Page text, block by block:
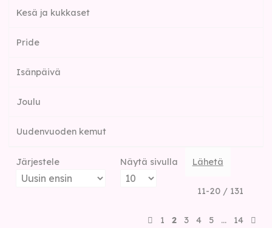
Kesä ja kukkaset
Pride
Isänpäivä
Joulu
Uudenvuoden kemut
Järjestele Näytä sivulla Lähetä
11-20 / 131
1 2 3 4 5 … 14